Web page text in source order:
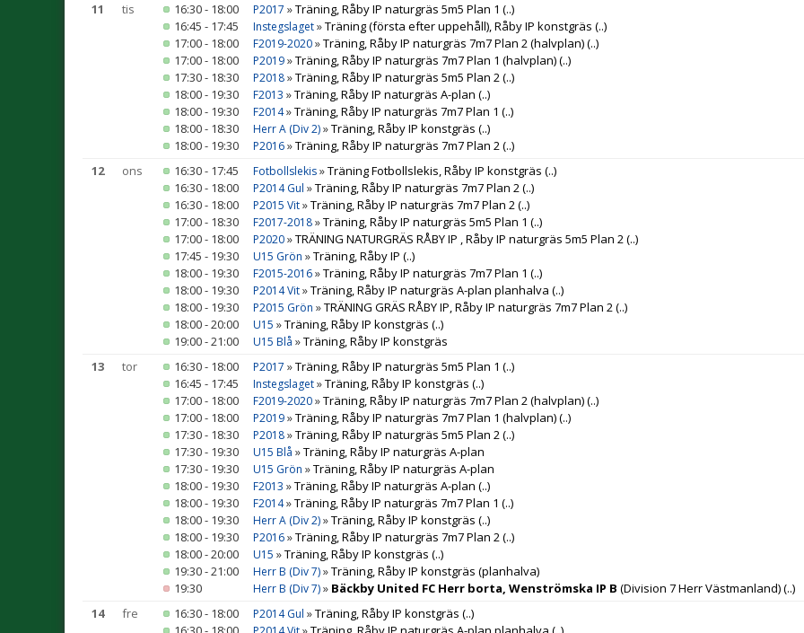
11
tis 16:30 - 18:00 P2017 »Träning, Råby IP naturgräs 5m5 Plan 1 (..)
16:45 - 17:45
Instegslaget»Träning (första efter uppehåll), Råby IP konstgräs (..)
17:00 - 18:00
F2019-2020»Träning, Råby IP naturgräs 7m7 Plan 2 (halvplan)(..)
17:00 - 18:00
P2019»Träning, Råby IP naturgräs 7m7 Plan 1 (halvplan)(..)
17:30 - 18:30
P2018»Träning, Råby IP naturgräs 5m5 Plan 2(..)
18:00 - 19:30
F2013 »Träning, Råby IP naturgräs A-plan (..)
18:00 - 19:30
F2014»Träning, Råby IP naturgräs 7m7 Plan 1 (..)
18:00 - 18:30
Herr A (Div 2)»Träning, Råby IP konstgräs (..)
18:00 - 19:30
P2016»Träning, Råby IP naturgräs 7m7 Plan 2(..)
12
ons 16:30 - 17:45 Fotbollslekis»Träning Fotbollslekis, Råby IP konstgräs (..)
16:30 - 18:00
P2014 Gul »Träning, Råby IP naturgräs 7m7 Plan 2(..)
16:30 - 18:00
P2015 Vit»Träning, Råby IP naturgräs 7m7 Plan 2(..)
17:00 - 18:30
F2017-2018»Träning, Råby IP naturgräs 5m5 Plan 1 (..)
17:00 - 18:00
P2020»TRÄNING NATURGRÄS RÅBY IP , Råby IP naturgräs 5m5 Plan 2(..)
17:45 - 19:30
U15 Grön »Träning, Råby IP (..)
18:00 - 19:30
F2015-2016»Träning, Råby IP naturgräs 7m7 Plan 1 (..)
18:00 - 19:30
P2014 Vit»Träning, Råby IP naturgräs A-plan planhalva (..)
18:00 - 19:30
P2015 Grön »TRÄNING GRÄS RÅBY IP, Råby IP naturgräs 7m7 Plan 2(..)
18:00 - 20:00
U15 »Träning, Råby IP konstgräs (..)
19:00 - 21:00
U15 Blå »Träning, Råby IP konstgräs
13
tor 16:30 - 18:00 P2017 »Träning, Råby IP naturgräs 5m5 Plan 1 (..)
16:45 - 17:45
Instegslaget»Träning, Råby IP konstgräs (..)
17:00 - 18:00
F2019-2020»Träning, Råby IP naturgräs 7m7 Plan 2 (halvplan)(..)
17:00 - 18:00
P2019»Träning, Råby IP naturgräs 7m7 Plan 1 (halvplan)(..)
17:30 - 18:30
P2018»Träning, Råby IP naturgräs 5m5 Plan 2(..)
17:30 - 19:30
U15 Blå »Träning, Råby IP naturgräs A-plan
17:30 - 19:30
U15 Grön »Träning, Råby IP naturgräs A-plan
18:00 - 19:30
F2013 »Träning, Råby IP naturgräs A-plan (..)
18:00 - 19:30
F2014»Träning, Råby IP naturgräs 7m7 Plan 1 (..)
18:00 - 19:30
Herr A (Div 2)»Träning, Råby IP konstgräs (..)
18:00 - 19:30
P2016»Träning, Råby IP naturgräs 7m7 Plan 2(..)
18:00 - 20:00
U15 »Träning, Råby IP konstgräs (..)
19:30 - 21:00
Herr B (Div 7)»Träning, Råby IP konstgräs (planhalva)
19:30
Herr B (Div 7)» Bäckby United FC Herr borta, Wenströmska IP B (Division 7 Herr Västmanland)(..)
14
fre 16:30 - 18:00 P2014 Gul »Träning, Råby IP konstgräs (..)